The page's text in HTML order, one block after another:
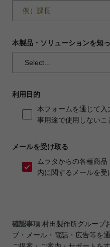
本製品・ソリューションを知
利用目的
本フォームを通じて
事用途で使用しないこ
メールを受け取る
ムラタからの各種商
内に関するメールを受
確認事項 村田製作所グループ
ブ・メール・電話・広告等を